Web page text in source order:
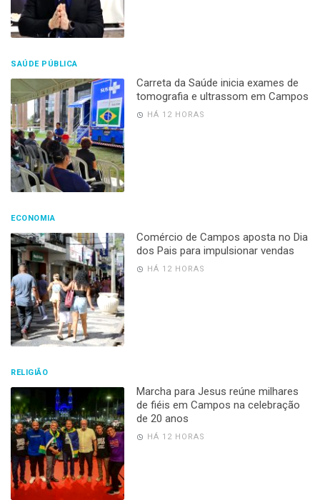
SAÚDE PÚBLICA
Carreta da Saúde inicia exames de
tomografia e ultrassom em Campos
HÁ 12 HORAS
ECONOMIA
Comércio de Campos aposta no Dia
dos Pais para impulsionar vendas
HÁ 12 HORAS
RELIGIÃO
Marcha para Jesus reúne milhares
de fiéis em Campos na celebração
de 20 anos
HÁ 12 HORAS